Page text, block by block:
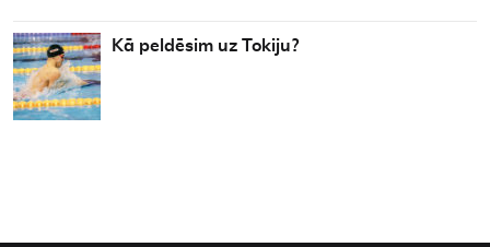
Kā peldēsim uz Tokiju?